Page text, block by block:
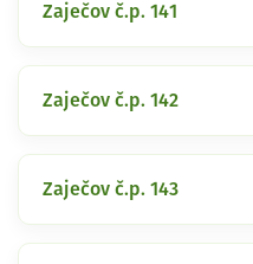
Zaječov č.p. 141
Zaječov č.p. 142
Zaječov č.p. 143